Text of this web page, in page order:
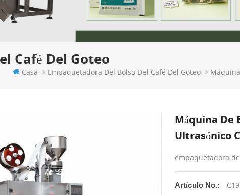
Café Del Goteo
Casa Empaquetadora Del Bolso Del Café Del Goteo
Máquina De
Ultrasónico
empaquetadora
Artículo No.: